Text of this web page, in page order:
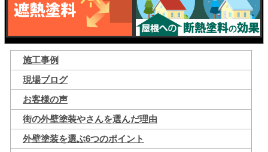
施工事例
現場ブログ
お客様の声
街の外壁塗装やさんを選んだ理由
外壁塗装を選ぶ6つのポイント